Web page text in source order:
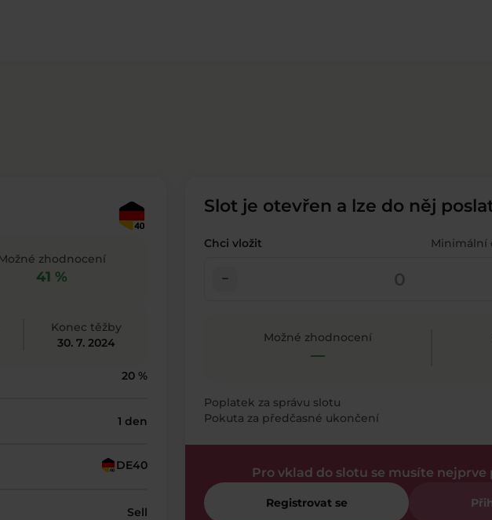
Možné zhodnocení
41 %
Konec těžby
30. 7. 2024
20 %
1 den
DE40
Sell
Slot je otevřen a lze do něj
Chci vložit Minimální
check_indeterminate_small
Možné zhodnocení
—
Poplatek za správu slotu
Pokuta za předčasné ukončení
Pro vklad do slotu se musíte nejprve
Registrovat se